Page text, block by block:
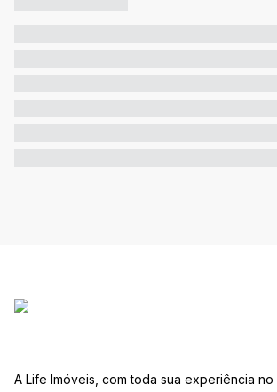
A Life Imóveis, com toda sua experiência no